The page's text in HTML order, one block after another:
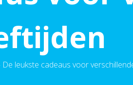
De leukste cadeaus voor